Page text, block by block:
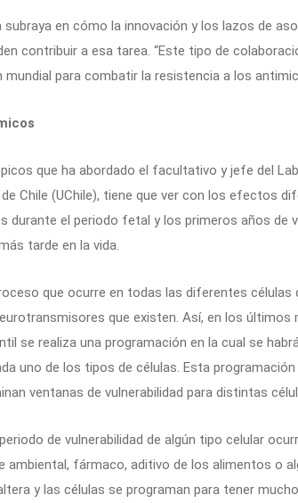
subraya en cómo la innovación y los lazos de
contribuir a esa tarea. “Este tipo de
mundial para combatir la resistencia a los
que ha abordado el facultativo y jefe del
de Chile (UChile), tiene que ver con los efectos
durante el periodo fetal y los primeros años de
tarde en la vida.
que ocurre en todas las diferentes
que existen. Así, en los
se realiza una programación en la cual se
uno de los tipos de células. Esta
ventanas de vulnerabilidad para distintas
de vulnerabilidad de algún tipo celular
ambiental, fármaco, aditivo de los alimentos o
y las células se programan para tener